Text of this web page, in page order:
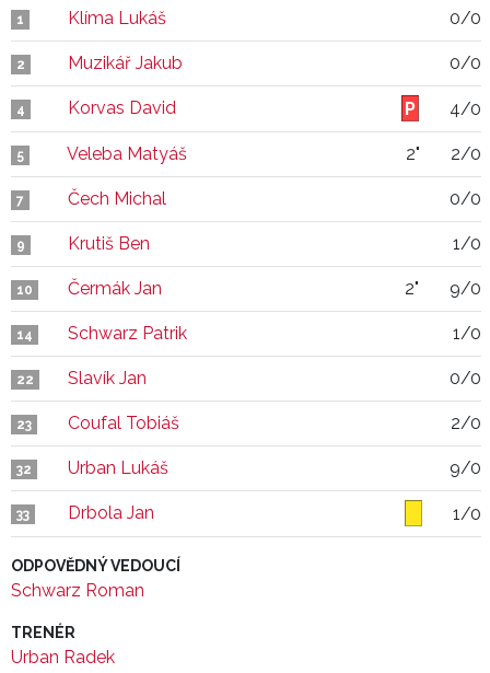
1 Klíma Lukáš 0/0
2 Muzikář Jakub 0/0
4 Korvas David 4/0
5 Veleba Matyáš 2" 2/0
7 Čech Michal 0/0
9 Krutiš Ben 1/0
10 Čermák Jan 2" 9/0
14 Schwarz Patrik 1/0
22 Slavík Jan 0/0
23 Coufal Tobiáš 2/0
32 Urban Lukáš 9/0
33 Drbola Jan 1/0
ODPOVĚDNÝ VEDOUCÍ
Schwarz Roman
TRENÉR
Urban Radek